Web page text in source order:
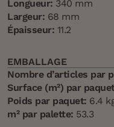
Longueur: 340 mm
Largeur: 68 mm
Épaisseur: 11.2
EMBALLAGE
Nombre d’articles par
Surface (m²) par
Poids par paquet: 6.4
m² par palette: 53.3